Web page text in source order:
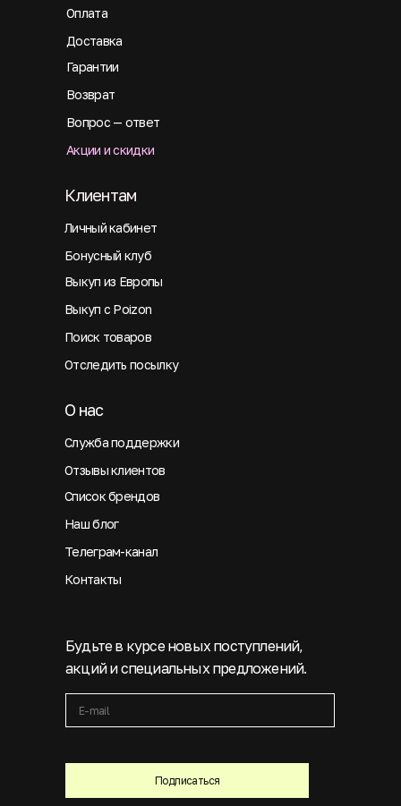
Оплата
Подписаться
Будьте в курсе новых поступлений,
акций и специальных предложений.
Доставка
Гарантии
Возврат
Вопрос — ответ
Акции и скидки
Личный кабинет
Клиентам
Бонусный клуб
Выкуп из Европы
Выкуп с Poizon
Поиск товаров
Отследить посылку
Служба поддержки
О нас
Отзывы клиентов
Список брендов
Наш блог
Телеграм-канал
Контакты